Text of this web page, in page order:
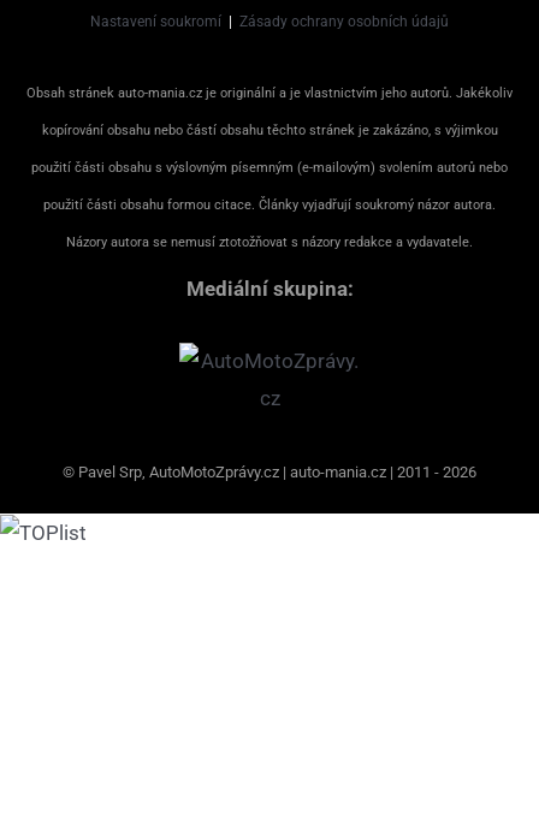
Nastavení soukromí Zásady ochrany osobních údajů
Obsah stránek auto-mania.cz je originální a je vlastnictvím jeho autorů. Jakékoliv
kopírování obsahu nebo částí obsahu těchto stránek je zakázáno, s výjimkou
použití části obsahu s výslovným písemným (e-mailovým) svolením autorů nebo
použití části obsahu formou citace. Články vyjadřují soukromý názor autora.
Názory autora se nemusí ztotožňovat s názory redakce a vydavatele.
Mediální skupina:
© Pavel Srp, AutoMotoZprávy.cz | auto-mania.cz | 2011 - 2026